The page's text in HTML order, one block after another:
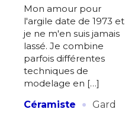
Mon amour pour
l'argile date de 1973 et
je ne m'en suis jamais
lassé. Je combine
parfois différentes
techniques de
modelage en […]
Céramiste
· Gard